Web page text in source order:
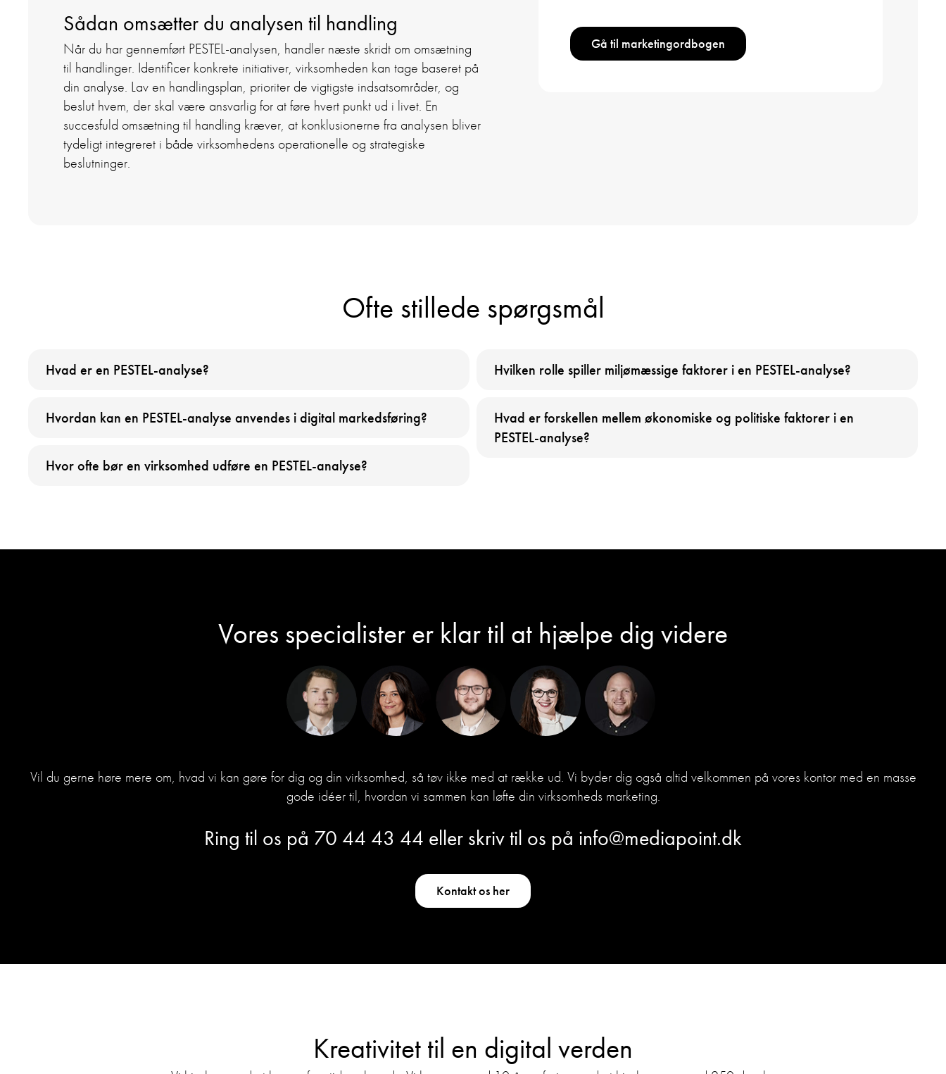
Sådan omsætter du analysen til handling
Når du har gennemført PESTEL-analysen, handler næste skridt om omsætning
til handlinger. Identificer konkrete initiativer, virksomheden kan tage baseret på
din analyse. Lav en handlingsplan, prioriter de vigtigste indsatsområder, og
beslut hvem, der skal være ansvarlig for at føre hvert punkt ud i livet. En
succesfuld omsætning til handling kræver, at konklusionerne fra analysen bliver
tydeligt integreret i både virksomhedens operationelle og strategiske
beslutninger.
Gå til marketingordbogen
Ofte stillede spørgsmål
Hvad er en PESTEL-analyse?
Hvordan kan en PESTEL-analyse anvendes i digital markedsføring?
Hvor ofte bør en virksomhed udføre en PESTEL-analyse?
Hvilken rolle spiller miljømæssige faktorer i en PESTEL-analyse?
Hvad er forskellen mellem økonomiske og politiske faktorer i en
PESTEL-analyse?
Vores specialister er klar til at hjælpe dig videre
Vil du gerne høre mere om, hvad vi kan gøre for dig og din virksomhed, så tøv ikke med at række ud. Vi byder dig også altid velkommen på vores kontor med en masse
gode idéer til, hvordan vi sammen kan løfte din virksomheds marketing.
Ring til os på 70 44 43 44 eller skriv til os på info@mediapoint.dk
Kontakt os her
Kreativitet til en digital verden